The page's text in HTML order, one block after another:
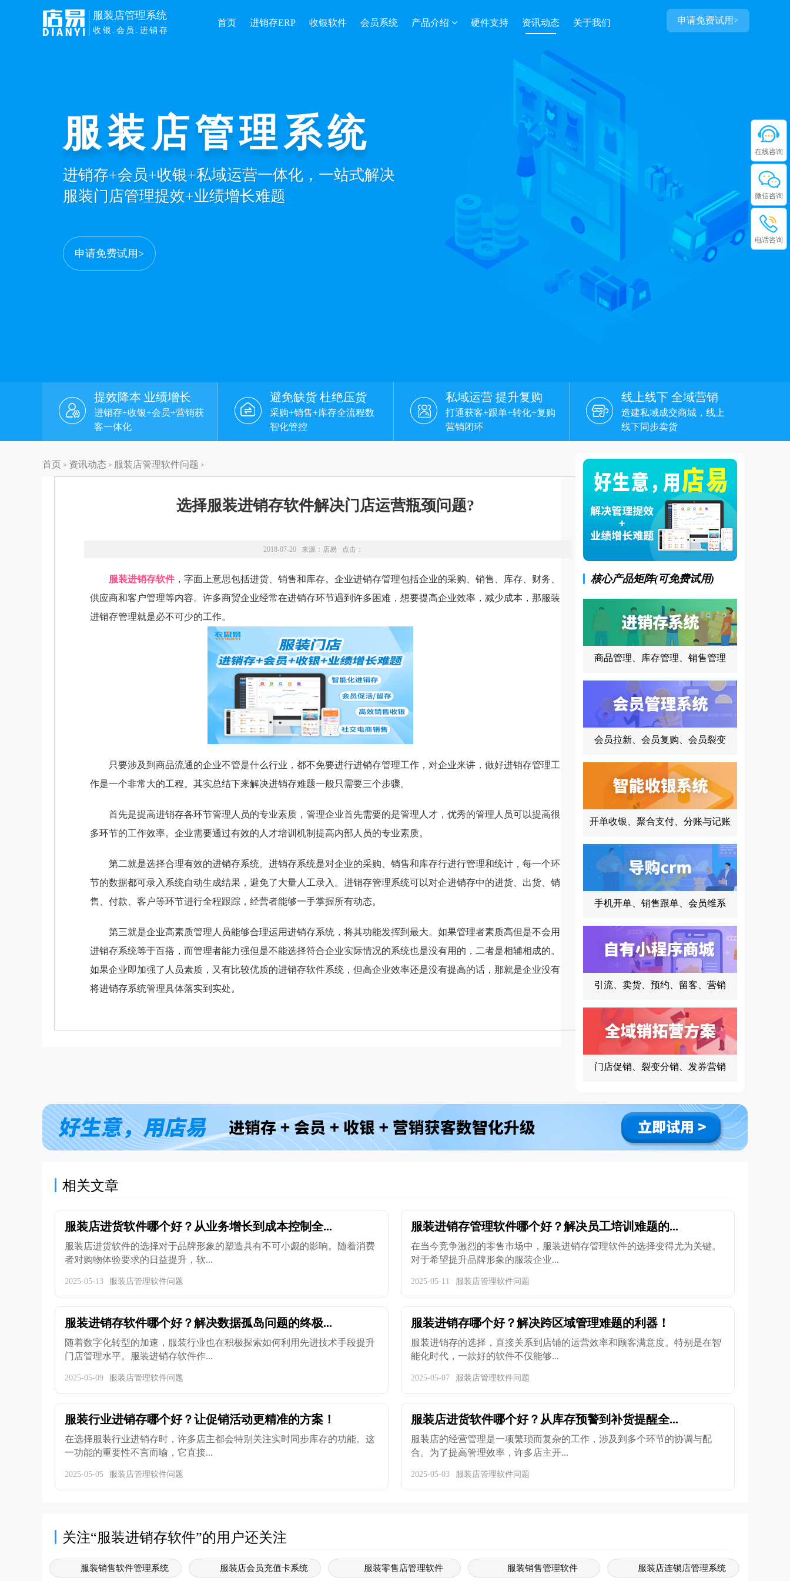
申请免费试用>
服装店管理系统
收银.会员.进销存
首页 进销存ERP 收银软件 会员系统 产品介绍 硬件支持 资讯动态 关于我们
服装店管理系统
进销存+会员+收银+私域运营一体化，一站式解决
服装门店管理提效+业绩增长难题
申请免费试用>
提效降本 业绩增长
进销存+收银+会员+营销获
客一体化
避免缺货 杜绝压货
采购+销售+库存全流程数
智化管控
私域运营 提升复购
打通获客+跟单+转化+复购
营销闭环
线上线下 全域营销
造建私域成交商城，线上
线下同步卖货
首页 > 资讯动态 > 服装店管理软件问题 >
选择服装进销存软件解决门店运营瓶颈问题?
2018-07-20 来源： 店易 点击：
服装进销存软件 ，字面上意思包括进货、销售和库存。企业进销存管理包括企业的采购、销售、库存、财务、
供应商和客户管理等内容。许多商贸企业经常在进销存环节遇到许多困难，想要提高企业效率，减少成本，那服装
进销存管理就是必不可少的工作。
只要涉及到商品流通的企业不管是什么行业，都不免要进行进销存管理工作，对企业来讲，做好进销存管理工
作是一个非常大的工程。其实总结下来解决进销存难题一般只需要三个步骤。
首先是提高进销存各环节管理人员的专业素质，管理企业首先需要的是管理人才，优秀的管理人员可以提高很
多环节的工作效率。企业需要通过有效的人才培训机制提高内部人员的专业素质。
第二就是选择合理有效的进销存系统。进销存系统是对企业的采购、销售和库存行进行管理和统计，每一个环
节的数据都可录入系统自动生成结果，避免了大量人工录入。进销存管理系统可以对企进销存中的进货、出货、销
售、付款、客户等环节进行全程跟踪，经营者能够一手掌握所有动态。
第三就是企业高素质管理人员能够合理运用进销存系统，将其功能发挥到最大。如果管理者素质高但是不会用
进销存系统等于百搭，而管理者能力强但是不能选择符合企业实际情况的系统也是没有用的，二者是相辅相成的。
如果企业即加强了人员素质，又有比较优质的进销存软件系统，但高企业效率还是没有提高的话，那就是企业没有
将进销存系统管理具体落实到实处。
核心产品矩阵(可免费试用)
商品管理、库存管理、销售管理
会员拉新、会员复购、会员裂变
开单收银、聚合支付、分账与记账
手机开单、销售跟单、会员维系
引流、卖货、预约、留客、营销
门店促销、裂变分销、发券营销
相关文章
服装店进货软件哪个好？从业务增长到成本控制全...
服装店进货软件的选择对于品牌形象的塑造具有不可小觑的影响。随着消费
者对购物体验要求的日益提升，软...
2025-05-13 服装店管理软件问题
服装进销存管理软件哪个好？解决员工培训难题的...
在当今竞争激烈的零售市场中，服装进销存管理软件的选择变得尤为关键。
对于希望提升品牌形象的服装企业...
2025-05-11 服装店管理软件问题
服装进销存软件哪个好？解决数据孤岛问题的终极...
随着数字化转型的加速，服装行业也在积极探索如何利用先进技术手段提升
门店管理水平。服装进销存软件作...
2025-05-09 服装店管理软件问题
服装进销存哪个好？解决跨区域管理难题的利器！
服装进销存的选择，直接关系到店铺的运营效率和顾客满意度。特别是在智
能化时代，一款好的软件不仅能够...
2025-05-07 服装店管理软件问题
服装行业进销存哪个好？让促销活动更精准的方案！
在选择服装行业进销存时，许多店主都会特别关注实时同步库存的功能。这
一功能的重要性不言而喻，它直接...
2025-05-05 服装店管理软件问题
服装店进货软件哪个好？从库存预警到补货提醒全...
服装店的经营管理是一项繁琐而复杂的工作，涉及到多个环节的协调与配
合。为了提高管理效率，许多店主开...
2025-05-03 服装店管理软件问题
关注“服装进销存软件”的用户还关注
服装销售软件管理系统 服装店会员充值卡系统 服装零售店管理软件 服装销售管理软件 服装店连锁店管理系统
在线咨询
微信咨询
电话咨询